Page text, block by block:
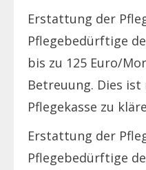
Erstattung der
Pflegebedürftige
bis zu 125 Euro/
Betreuung. Dies
Pflegekasse zu
Erstattung der
Pflegebedürftige